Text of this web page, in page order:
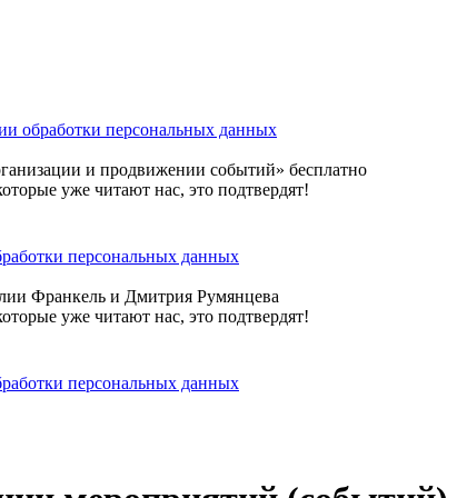
обработки персональных данных
и продвижении событий» бесплатно
уже читают нас, это подтвердят!
персональных данных
Франкель и Дмитрия Румянцева
уже читают нас, это подтвердят!
персональных данных